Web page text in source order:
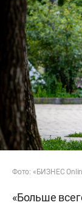
Фото: «БИЗНЕС
«Больше